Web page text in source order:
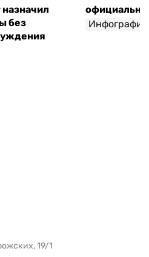
без
19/1